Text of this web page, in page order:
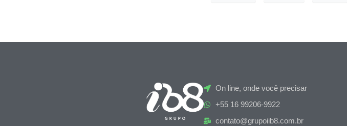
On line, onde você precisar
+55 16 99206-9922
contato@grupoiib8.com.br